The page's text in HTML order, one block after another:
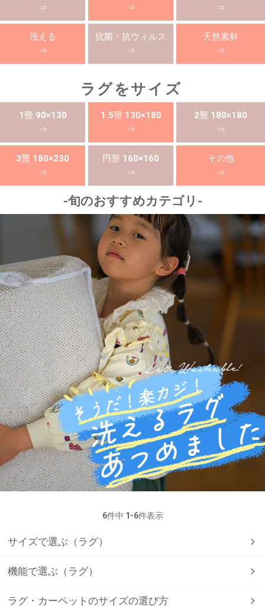
⇒
⇒
⇒
洗える
⇒
抗菌・抗ウィルス
⇒
天然素材
⇒
ラグをサイズ
1畳 90×130
⇒
1.5畳 130×180
⇒
2畳 180×180
⇒
3畳 180×230
⇒
円形 160×160
⇒
その他
⇒
-旬のおすすめカテゴリ-
6件中 1 -6件表示
サイズで選ぶ（ラグ）
機能で選ぶ（ラグ）
ラグ・カーペットのサイズの選び方